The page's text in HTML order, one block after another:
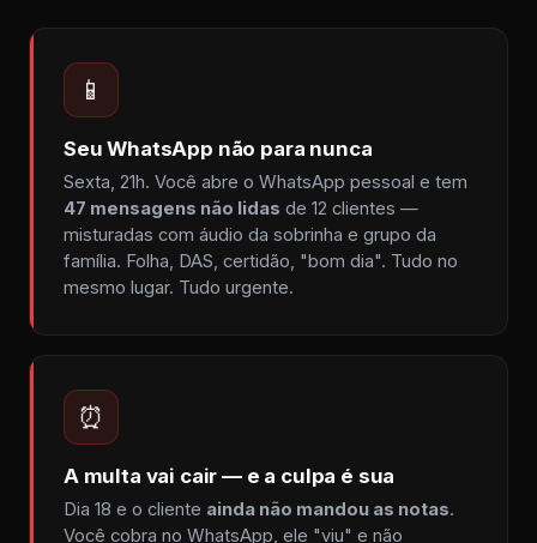
📱
Seu WhatsApp não para nunca
Sexta, 21h. Você abre o WhatsApp pessoal e tem
47 mensagens não lidas de 12 clientes —
misturadas com áudio da sobrinha e grupo da
família. Folha, DAS, certidão, "bom dia". Tudo no
mesmo lugar. Tudo urgente.
⏰
A multa vai cair — e a culpa é sua
Dia 18 e o cliente ainda não mandou as notas.
Você cobra no WhatsApp, ele "viu" e não